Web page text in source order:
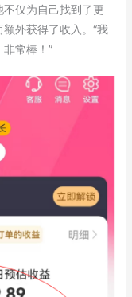
仅为自己找到了更
外获得了收入。“我
常棒！”